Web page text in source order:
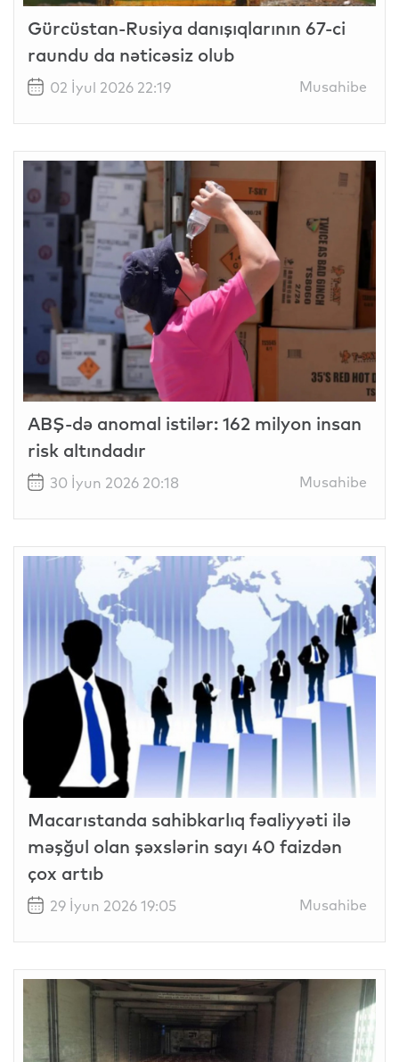
Gürcüstan-Rusiya danışıqlarının 67-ci
raundu da nəticəsiz olub
02 İyul 2026 22:19 Musahibe
ABŞ-də anomal istilər: 162 milyon insan
risk altındadır
30 İyun 2026 20:18 Musahibe
Macarıstanda sahibkarlıq fəaliyyəti ilə
məşğul olan şəxslərin sayı 40 faizdən
çox artıb
29 İyun 2026 19:05 Musahibe